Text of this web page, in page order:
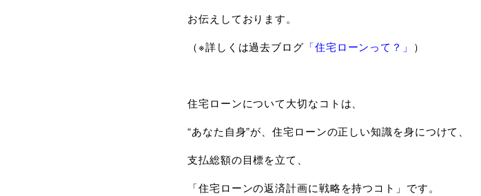
お伝えしております。
（※詳しくは過去ブログ 「住宅ローンって？」 ）
住宅ローンについて大切なコトは、
“あなた自身”が、住宅ローンの正しい知識を身につけて、
支払総額の目標を立て、
「住宅ローンの返済計画に戦略を持つコト」です。